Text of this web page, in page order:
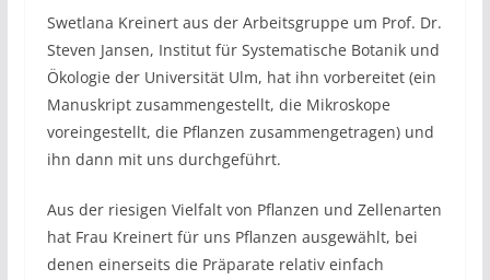
Swetlana Kreinert aus der Arbeitsgruppe um Prof. Dr.
Steven Jansen, Institut für Systematische Botanik und
Ökologie der Universität Ulm, hat ihn vorbereitet (ein
Manuskript zusammengestellt, die Mikroskope
voreingestellt, die Pflanzen zusammengetragen) und
ihn dann mit uns durchgeführt.
Aus der riesigen Vielfalt von Pflanzen und Zellenarten
hat Frau Kreinert für uns Pflanzen ausgewählt, bei
denen einerseits die Präparate relativ einfach